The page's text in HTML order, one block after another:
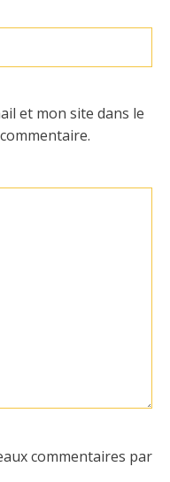
et mon site dans le
commentaires par